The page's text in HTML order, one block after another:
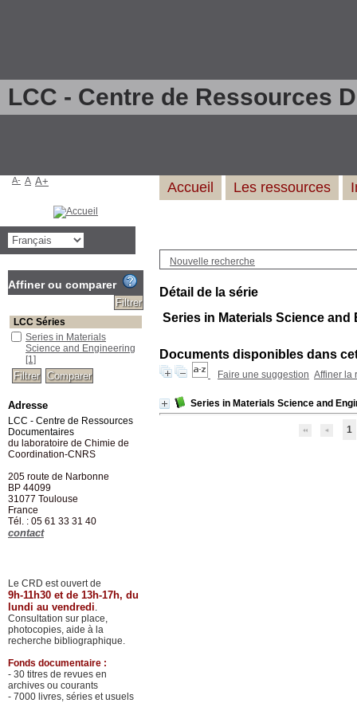
LCC - Centre de Ressources
Nouvelle recherche
Détail de la série
Series in Materials Science and
Documents disponibles dans
Faire une suggestion Affiner la
Series in Materials Science and
1
Accueil Les ressources
A- A A+
Affiner ou comparer
LCC Séries
Series in Materials
Science and Engineering
[1]
Adresse
LCC - Centre de Ressources
Documentaires
du laboratoire de Chimie de
Coordination-CNRS
205 route de Narbonne
BP 44099
31077 Toulouse
France
Tél. : 05 61 33 31 40
contact
Le CRD est ouvert de
9h-11h30 et de 13h-17h, du
lundi au vendredi.
Consultation sur place,
photocopies, aide à la
recherche bibliographique.
Fonds documentaire :
- 30 titres de revues en
archives ou courants
- 7000 livres, séries et usuels